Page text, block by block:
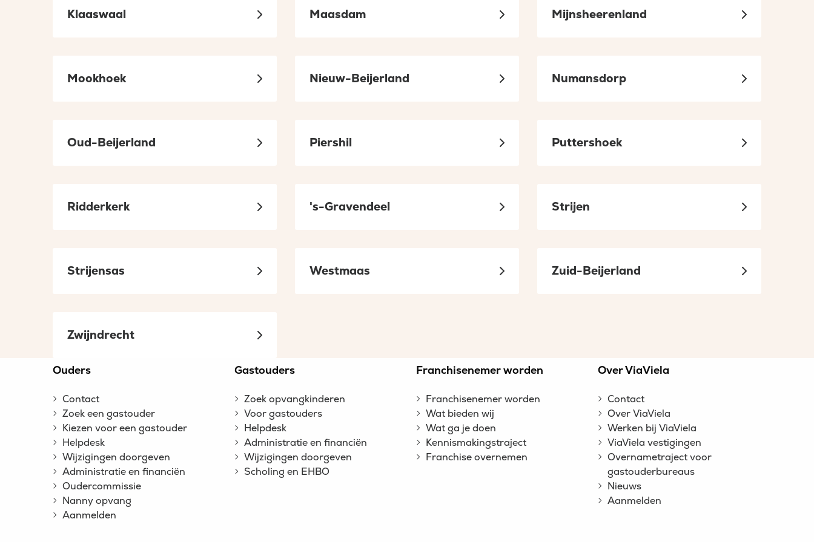
Klaaswaal Maasdam Mijnsheerenland
Mookhoek Nieuw-Beijerland Numansdorp
Oud-Beijerland Piershil Puttershoek
Ridderkerk 's-Gravendeel Strijen
Strijensas Westmaas Zuid-Beijerland
Zwijndrecht
footer
Ouders
Contact
Zoek een gastouder
Kiezen voor een gastouder
Helpdesk
Wijzigingen doorgeven
Administratie en financiën
Oudercommissie
Nanny opvang
Aanmelden
Gastouders
Zoek opvangkinderen
Voor gastouders
Helpdesk
Administratie en financiën
Wijzigingen doorgeven
Scholing en EHBO
Franchisenemer worden
Franchisenemer worden
Wat bieden wij
Wat ga je doen
Kennismakingstraject
Franchise overnemen
Over ViaViela
Contact
Over ViaViela
Werken bij ViaViela
ViaViela vestigingen
Overnametraject voor
gastouderbureaus
Nieuws
Aanmelden